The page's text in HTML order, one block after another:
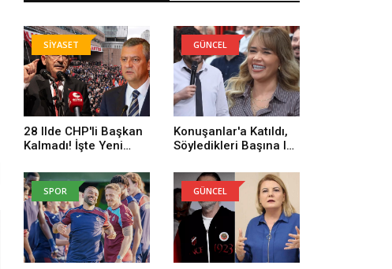
SİYASET
28 Ilde CHP'li Başkan
Kalmadı! İşte Yeni
Sayısı
GÜNCEL
Konuşanlar'a Katıldı,
Söyledikleri Başına Iş
SPOR GÜNCEL